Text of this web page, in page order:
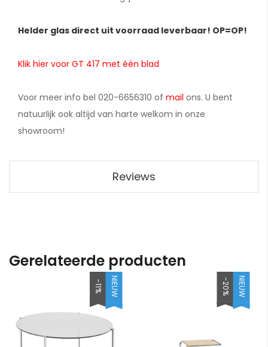
Helder glas direct uit voorraad leverbaar! OP=OP!
Klik hier voor GT 417 met één blad
Voor meer info bel 020-6656310 of mail ons. U bent
natuurlijk ook altijd van harte welkom in onze
showroom!
Reviews
Gerelateerde producten
-11% NIEUW -20% NIEUW